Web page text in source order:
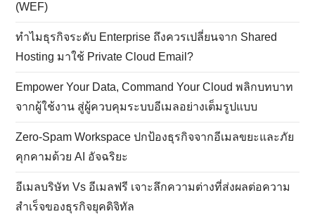
(WEF)
ทำไมธุรกิจระดับ Enterprise ถึงควรเปลี่ยนจาก Shared
Hosting มาใช้ Private Cloud Email?
Empower Your Data, Command Your Cloud พลิกบทบาท
จากผู้ใช้งาน สู่ผู้ควบคุมระบบอีเมลอย่างเต็มรูปแบบ
Zero-Spam Workspace ปกป้องธุรกิจจากอีเมลขยะและภัย
คุกคามด้วย AI อัจฉริยะ
อีเมลบริษัท Vs อีเมลฟรี เจาะลึกความต่างที่ส่งผลต่อความ
สำเร็จของธุรกิจยุคดิจิทัล